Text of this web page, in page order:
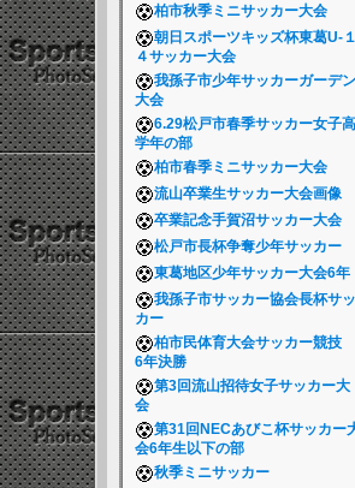
柏市秋季ミニサッカー大会
朝日スポーツキッズ杯東葛U-１
４サッカー大会
我孫子市少年サッカーガーデン
大会
6.29松戸市春季サッカー女子高
学年の部
柏市春季ミニサッカー大会
流山卒業生サッカー大会画像
卒業記念手賀沼サッカー大会
松戸市長杯争奪少年サッカー
東葛地区少年サッカー大会6年
我孫子市サッカー協会長杯サッ
カー
柏市民体育大会サッカー競技
6年決勝
第3回流山招待女子サッカー大
会
第31回NECあびこ杯サッカー
会6年生以下の部
秋季ミニサッカー